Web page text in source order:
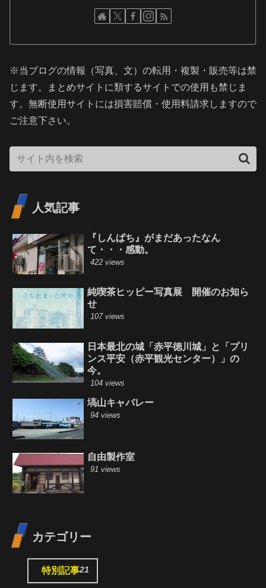
※当ブログの情報（写真、文）の転用・複製・販売等は禁
じます。まとめサイトに類するサイトでの使用も禁じま
す。無断使用サイトには損害賠償・使用料請求しますので
ご注意下さい。
人気記事
『しんぱち』がまだあったなん
て・・・感動。
422 views
純喫茶ヒッピー写真展 開催のお知ら
せ
107 views
日本最北の城「赤平徳川城」と「プリ
ンス平安（赤平観光センター）」の
今。
104 views
塙山キャバレー
94 views
自由製作室
91 views
カテゴリー
特別記事21